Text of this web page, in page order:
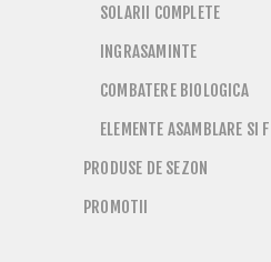
SOLARII COMPLETE
INGRASAMINTE
COMBATERE BIOLOGICA
ELEMENTE ASAMBLARE SI
PRODUSE DE SEZON
PROMOTII